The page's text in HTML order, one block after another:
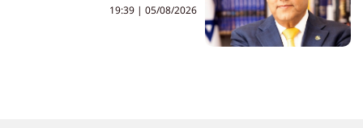
05/08/2026